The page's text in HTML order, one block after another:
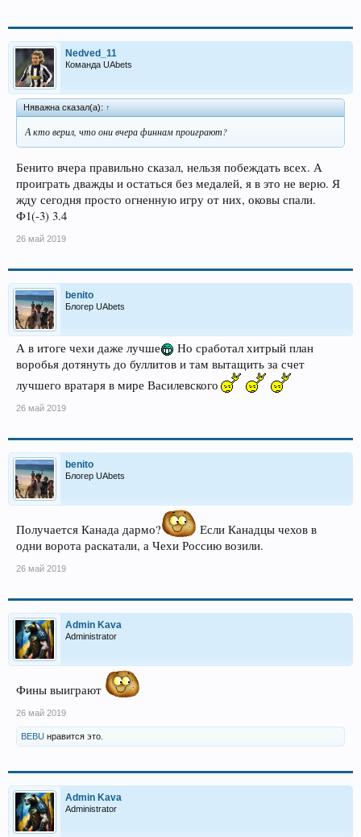
Nedved_11
Команда UAbets
Няважна сказал(а): ↑
А кто верил, что они вчера финнам проиграют?
Бенито вчера правильно сказал, нельзя побеждать всех. А
проиграть дважды и остаться без медалей, я в это не верю. Я
жду сегодня просто огненную игру от них, оковы спали.
Ф1(-3) 3.4
26 май 2019
benito
Блогер UAbets
А в итоге чехи даже лучше
Но сработал хитрый план
воробья дотянуть до буллитов и там вытащить за счет
лучшего вратаря в мире Василевского
26 май 2019
benito
Блогер UAbets
Получается Канада дармо?
Если Канадцы чехов в
одни ворота раскатали, а Чехи Россию возили.
26 май 2019
Admin Kava
Administrator
Фины выиграют
26 май 2019
BEBU нравится это.
Admin Kava
Administrator